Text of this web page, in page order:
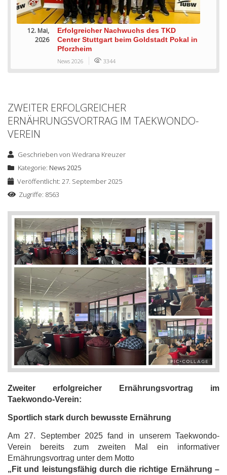
12. Mai,
2026
Erfolgreicher Nachwuchs des TKD
Center Stuttgart beim Goldstadt Pokal in
Pforzheim
News 2026 3344
ZWEITER ERFOLGREICHER
ERNÄHRUNGSVORTRAG IM TAEKWONDO-
VEREIN
Geschrieben vonWedrana Kreuzer
Kategorie: News 2025
Veröffentlicht: 27. September 2025
Zugriffe: 8563
Zweiter erfolgreicher Ernährungsvortrag im
Taekwondo-Verein:
Sportlich stark durch bewusste Ernährung
Am 27. September 2025 fand in unserem Taekwondo-
Verein bereits zum zweiten Mal ein informativer
Ernährungsvortrag unter dem Motto
„Fit und leistungsfähig durch die richtige Ernährung –